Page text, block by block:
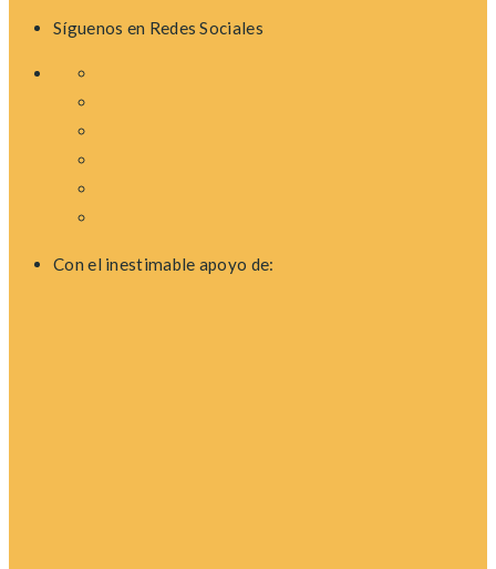
Síguenos en Redes Sociales
Con el inestimable apoyo de: